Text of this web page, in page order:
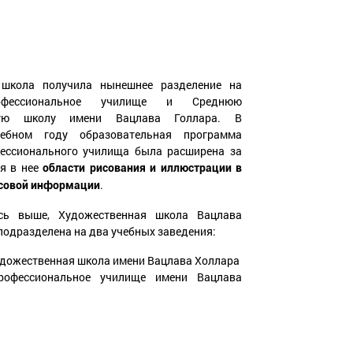
получила нынешнее разделение на
училище и Среднюю
школу имени Вацлава Голлара. В
году образовательная программа
училища была расширена за
в нееобласти рисования и иллюстрации в
информации.
выше, Художественная школа Вацлава
на два учебных заведения:
школа имени Вацлава Холлара
училище имени Вацлава